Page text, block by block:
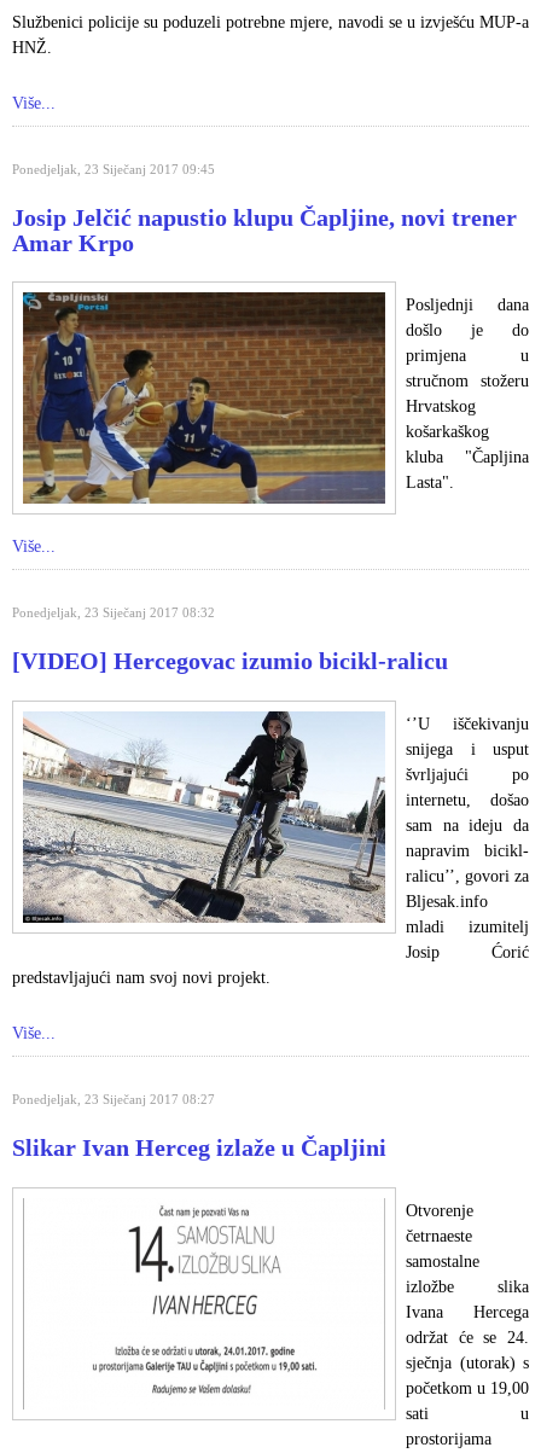
Službenici policije su poduzeli potrebne mjere, navodi se u izvješću MUP-a
HNŽ.
Više...
Ponedjeljak, 23 Siječanj 2017 09:45
Josip Jelčić napustio klupu Čapljine, novi trener
Amar Krpo
Posljednji dana
došlo je do
primjena u
stručnom stožeru
Hrvatskog
košarkaškog
kluba "Čapljina
Lasta".
Više...
Ponedjeljak, 23 Siječanj 2017 08:32
[VIDEO] Hercegovac izumio bicikl-ralicu
‘’U iščekivanju
snijega i usput
švrljajući po
internetu, došao
sam na ideju da
napravim bicikl-
ralicu’’, govori za
Bljesak.info
mladi izumitelj
Josip Ćorić
predstavljajući nam svoj novi projekt.
Više...
Ponedjeljak, 23 Siječanj 2017 08:27
Slikar Ivan Herceg izlaže u Čapljini
Otvorenje
četrnaeste
samostalne
izložbe slika
Ivana Hercega
održat će se 24.
sječnja (utorak) s
početkom u 19,00
sati u
prostorijama